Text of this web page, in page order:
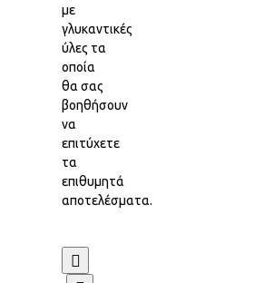
με
γλυκαντικές
ύλες τα
οποία
θα σας
βοηθήσουν
να
επιτύχετε
τα
επιθυμητά
αποτελέσματα.